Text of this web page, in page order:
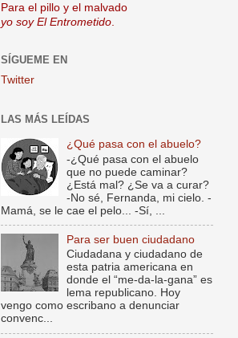
Para el pillo y el malvado
yo soy El Entrometido
SÍGUEME EN
Twitter
LAS MÁS LEÍDAS
¿Qué pasa con el abuelo?
-¿Qué pasa con el abuelo
que no puede caminar?
¿Está mal? ¿Se va a curar?
-No sé, Fernanda, mi cielo. -
Mamá, se le cae el pelo... -Sí, ...
Para ser buen ciudadano
Ciudadana y ciudadano de
esta patria americana en
donde el “me-da-la-gana” es
lema republicano. Hoy
vengo como escribano a denunciar
convenc...